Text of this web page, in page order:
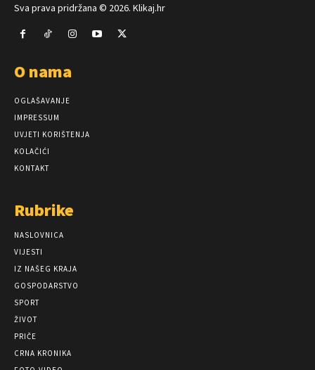
Sva prava pridržana © 2026. Klikaj.hr
O nama
OGLAŠAVANJE
IMPRESSUM
UVJETI KORIŠTENJA
KOLAČIĆI
KONTAKT
Rubrike
NASLOVNICA
VIJESTI
IZ NAŠEG KRAJA
GOSPODARSTVO
SPORT
ŽIVOT
PRIČE
CRNA KRONIKA